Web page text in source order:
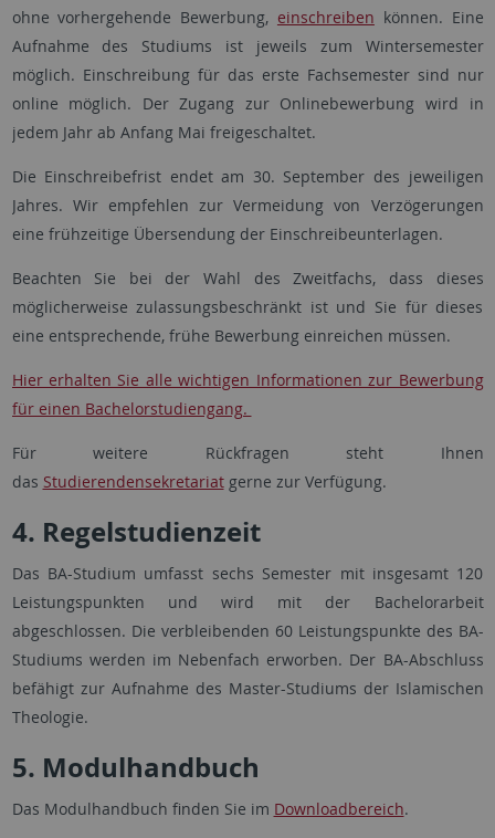
ohne vorhergehende Bewerbung, einschreiben können. Eine
Aufnahme des Studiums ist jeweils zum Wintersemester
möglich. Einschreibung für das erste Fachsemester sind nur
online möglich. Der Zugang zur Onlinebewerbung wird in
jedem Jahr ab Anfang Mai freigeschaltet.
Die Einschreibefrist endet am 30. September des jeweiligen
Jahres. Wir empfehlen zur Vermeidung von Verzögerungen
eine frühzeitige Übersendung der Einschreibeunterlagen.
Beachten Sie bei der Wahl des Zweitfachs, dass dieses
möglicherweise zulassungsbeschränkt ist und Sie für dieses
eine entsprechende, frühe Bewerbung einreichen müssen.
Hier erhalten Sie alle wichtigen Informationen zur Bewerbung
für einen Bachelorstudiengang.
Für weitere Rückfragen steht Ihnen
das Studierendensekretariatgerne zur Verfügung.
4. Regelstudienzeit
Das BA-Studium umfasst sechs Semester mit insgesamt 120
Leistungspunkten und wird mit der Bachelorarbeit
abgeschlossen. Die verbleibenden 60 Leistungspunkte des BA-
Studiums werden im Nebenfach erworben. Der BA-Abschluss
befähigt zur Aufnahme des Master-Studiums der Islamischen
Theologie.
5. Modulhandbuch
Das Modulhandbuch finden Sie im Downloadbereich.